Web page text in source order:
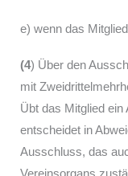
e) wenn das
(4) Über den
mit
Übt das Mitglied
entscheidet in
Ausschluss, das
Vereinsorgans